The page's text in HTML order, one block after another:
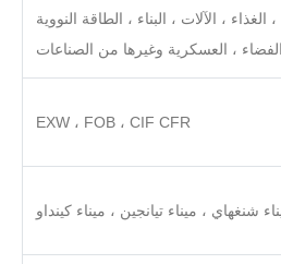
، الآلات ، البناء ، الطاقة النووية
، العسكرية وغيرها من الصناعات
EXW ، FOB ، CIF CFR
شنغهاي ، ميناء تيانجين ، ميناء كينداو